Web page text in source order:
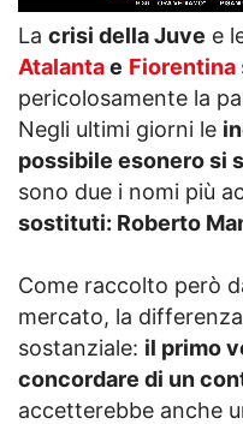
La crisi della Juve e
Atalantae Fiorentina
pericolosamente la
Negli ultimi giorni le
possibile esonero si
sono due i nomi più
sostituti: Roberto
Come raccolto però
mercato, la
sostanziale: il primo
concordare di un
accetterebbe anche